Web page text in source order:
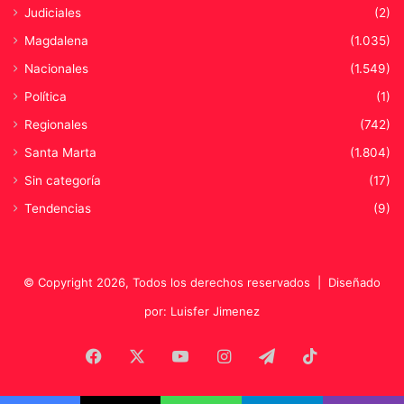
Judiciales
(2)
Magdalena
(1.035)
Nacionales
(1.549)
Política
(1)
Regionales
(742)
Santa Marta
(1.804)
Sin categoría
(17)
Tendencias
(9)
© Copyright 2026, Todos los derechos reservados | Diseñado
por: Luisfer Jimenez
Facebook YouTubeInstagramTelegram